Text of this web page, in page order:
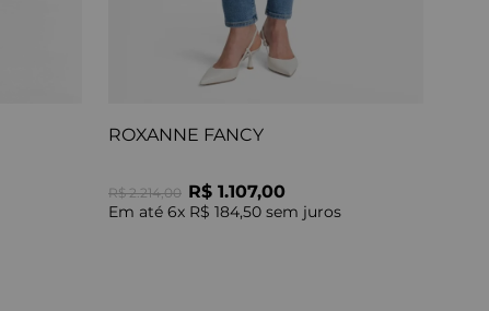
ROXANNE FANCY
R$ 2.214,00 R$ 1.107,00
Em até 6x R$ 184,50 sem juros